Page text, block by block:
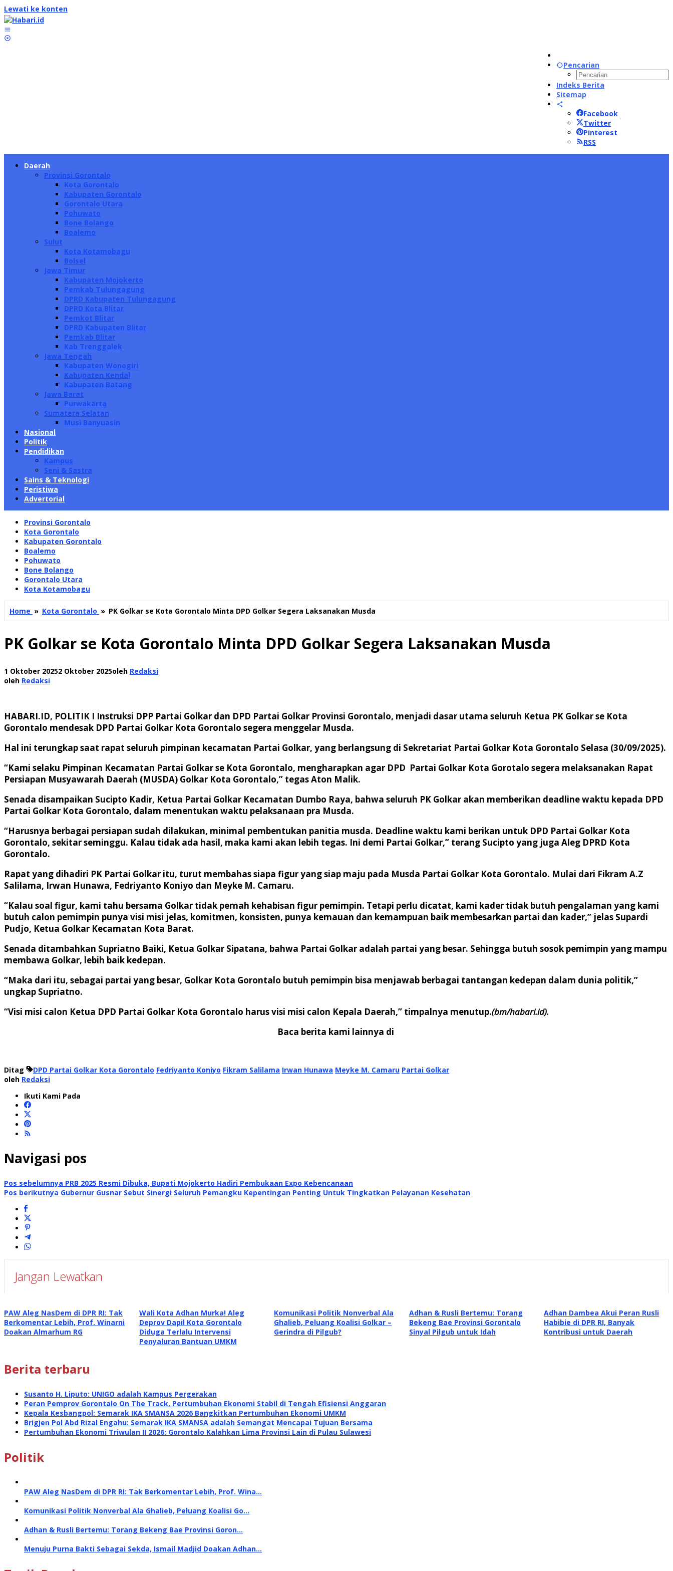
Lewati ke konten
Pencarian
Indeks Berita
Sitemap
Facebook
Twitter
Pinterest
RSS
Daerah
Provinsi Gorontalo
Kota Gorontalo
Kabupaten Gorontalo
Gorontalo Utara
Pohuwato
Bone Bolango
Boalemo
Sulut
Kota Kotamobagu
Bolsel
Jawa Timur
Kabupaten Mojokerto
Pemkab Tulungagung
DPRD Kabupaten Tulungagung
DPRD Kota Blitar
Pemkot Blitar
DPRD Kabupaten Blitar
Pemkab Blitar
Kab Trenggalek
Jawa Tengah
Kabupaten Wonogiri
Kabupaten Kendal
Kabupaten Batang
Jawa Barat
Purwakarta
Sumatera Selatan
Musi Banyuasin
Nasional
Politik
Pendidikan
Kampus
Seni & Sastra
Sains & Teknologi
Peristiwa
Advertorial
Provinsi Gorontalo
Kota Gorontalo
Kabupaten Gorontalo
Boalemo
Pohuwato
Bone Bolango
Gorontalo Utara
Kota Kotamobagu
Home » Kota Gorontalo » PK Golkar se Kota Gorontalo Minta DPD Golkar Segera Laksanakan Musda
PK Golkar se Kota Gorontalo Minta DPD Golkar Segera Laksanakan Musda
1 Oktober 20252 Oktober 2025oleh Redaksi
oleh Redaksi
HABARI.ID, POLITIK I Instruksi DPP Partai Golkar dan DPD Partai Golkar Provinsi Gorontalo, menjadi dasar utama seluruh Ketua PK Golkar se Kota
Gorontalo mendesak DPD Partai Golkar Kota Gorontalo segera menggelar Musda.
Hal ini terungkap saat rapat seluruh pimpinan kecamatan Partai Golkar, yang berlangsung di Sekretariat Partai Golkar Kota Gorontalo Selasa (30/09/2025).
“Kami selaku Pimpinan Kecamatan Partai Golkar se Kota Gorontalo, mengharapkan agar DPD Partai Golkar Kota Gorotalo segera melaksanakan Rapat
Persiapan Musyawarah Daerah (MUSDA) Golkar Kota Gorontalo,” tegas Aton Malik.
Senada disampaikan Sucipto Kadir, Ketua Partai Golkar Kecamatan Dumbo Raya, bahwa seluruh PK Golkar akan memberikan deadline waktu kepada DPD
Partai Golkar Kota Gorontalo, dalam menentukan waktu pelaksanaan pra Musda.
“Harusnya berbagai persiapan sudah dilakukan, minimal pembentukan panitia musda. Deadline waktu kami berikan untuk DPD Partai Golkar Kota
Gorontalo, sekitar seminggu. Kalau tidak ada hasil, maka kami akan lebih tegas. Ini demi Partai Golkar,” terang Sucipto yang juga Aleg DPRD Kota
Gorontalo.
Rapat yang dihadiri PK Partai Golkar itu, turut membahas siapa figur yang siap maju pada Musda Partai Golkar Kota Gorontalo. Mulai dari Fikram A.Z
Salilama, Irwan Hunawa, Fedriyanto Koniyo dan Meyke M. Camaru.
“Kalau soal figur, kami tahu bersama Golkar tidak pernah kehabisan figur pemimpin. Tetapi perlu dicatat, kami kader tidak butuh pengalaman yang kami
butuh calon pemimpin punya visi misi jelas, komitmen, konsisten, punya kemauan dan kemampuan baik membesarkan partai dan kader,” jelas Supardi
Pudjo, Ketua Golkar Kecamatan Kota Barat.
Senada ditambahkan Supriatno Baiki, Ketua Golkar Sipatana, bahwa Partai Golkar adalah partai yang besar. Sehingga butuh sosok pemimpin yang mampu
membawa Golkar, lebih baik kedepan.
“Maka dari itu, sebagai partai yang besar, Golkar Kota Gorontalo butuh pemimpin bisa menjawab berbagai tantangan kedepan dalam dunia politik,”
ungkap Supriatno.
“Visi misi calon Ketua DPD Partai Golkar Kota Gorontalo harus visi misi calon Kepala Daerah,” timpalnya menutup.(bm/habari.id).
Baca berita kami lainnya di
Ditag DPD Partai Golkar Kota Gorontalo Fedriyanto Koniyo Fikram Salilama Irwan Hunawa Meyke M. Camaru Partai Golkar
oleh Redaksi
Ikuti Kami Pada
Navigasi pos
Pos sebelumnya PRB 2025 Resmi Dibuka, Bupati Mojokerto Hadiri Pembukaan Expo Kebencanaan
Pos berikutnya Gubernur Gusnar Sebut Sinergi Seluruh Pemangku Kepentingan Penting Untuk Tingkatkan Pelayanan Kesehatan
Jangan Lewatkan
PAW Aleg NasDem di DPR RI: Tak
Berkomentar Lebih, Prof. Winarni
Doakan Almarhum RG
Wali Kota Adhan Murka! Aleg
Deprov Dapil Kota Gorontalo
Diduga Terlalu Intervensi
Penyaluran Bantuan UMKM
Komunikasi Politik Nonverbal Ala
Ghalieb, Peluang Koalisi Golkar –
Gerindra di Pilgub?
Adhan & Rusli Bertemu: Torang
Bekeng Bae Provinsi Gorontalo
Sinyal Pilgub untuk Idah
Adhan Dambea Akui Peran Rusli
Habibie di DPR RI, Banyak
Kontribusi untuk Daerah
Berita terbaru
Susanto H. Liputo: UNIGO adalah Kampus Pergerakan
Peran Pemprov Gorontalo On The Track, Pertumbuhan Ekonomi Stabil di Tengah Efisiensi Anggaran
Kepala Kesbangpol: Semarak IKA SMANSA 2026 Bangkitkan Pertumbuhan Ekonomi UMKM
Brigjen Pol Abd Rizal Engahu: Semarak IKA SMANSA adalah Semangat Mencapai Tujuan Bersama
Pertumbuhan Ekonomi Triwulan II 2026: Gorontalo Kalahkan Lima Provinsi Lain di Pulau Sulawesi
Politik
PAW Aleg NasDem di DPR RI: Tak Berkomentar Lebih, Prof. Wina…
Komunikasi Politik Nonverbal Ala Ghalieb, Peluang Koalisi Go…
Adhan & Rusli Bertemu: Torang Bekeng Bae Provinsi Goron…
Menuju Purna Bakti Sebagai Sekda, Ismail Madjid Doakan Adhan…